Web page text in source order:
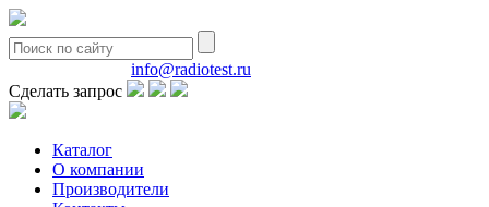
info@radiotest.ru
Сделать запрос
Каталог
О компании
Производители